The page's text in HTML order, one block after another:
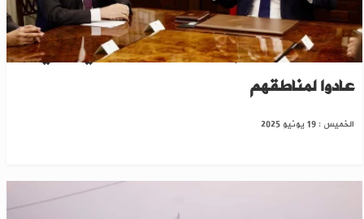
منذ سقوط النظام البائد..أكثر من مليوني سوري
عادوا لمناطقهم
الخميس : 19 يونيو 2025